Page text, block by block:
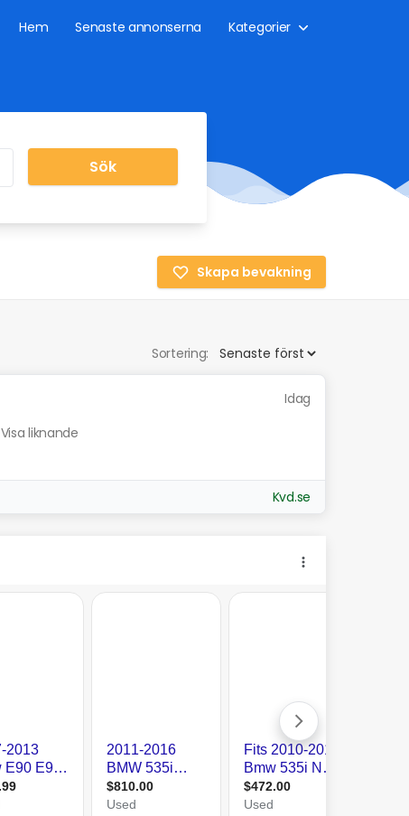
Hem Senaste annonserna Kategorier
Sök
Skapa bevakning
Sortering:
Idag
Visa liknande
Kvd.se